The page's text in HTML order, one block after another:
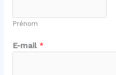
N
m
Prénom
E-mail *